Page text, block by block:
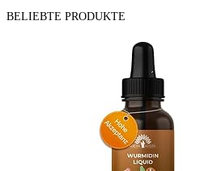
BELIEBTE PRODUKTE